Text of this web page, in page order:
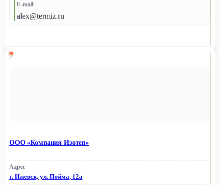
E-mail
alex@termiz.ru
ООО «Компания Изотеп»
Адрес
г. Ижевск, ул. Пойма, 12а